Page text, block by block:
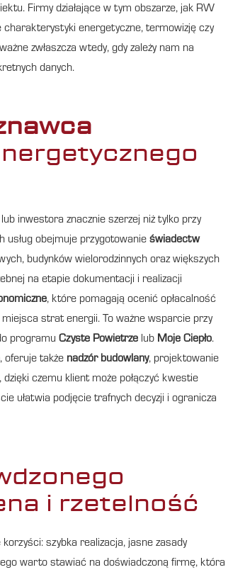
Firmy działające w tym obszarze, jak RW
energetyczne, termowizję czy
zwłaszcza wtedy, gdy zależy nam na
danych.
inwestora znacznie szerzej niż tylko przy
obejmuje przygotowanie świadectw
budynków wielorodzinnych oraz większych
na etapie dokumentacji i realizacji
, które pomagają ocenić opłacalność
strat energii. To ważne wsparcie przy
programu Czyste Powietrze lub Moje Ciepło.
, oferuje także nadzór budowlany, projektowanie
czemu klient może połączyć kwestie
ułatwia podjęcie trafnych decyzji i ogranicza
i rzetelność
szybka realizacja, jasne zasady
warto stawiać na doświadczoną firmę, która